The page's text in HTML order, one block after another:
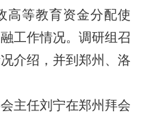
高等教育资金分配使
工作情况。调研组召
介绍，并到郑州、洛
主任刘宁在郑州拜会